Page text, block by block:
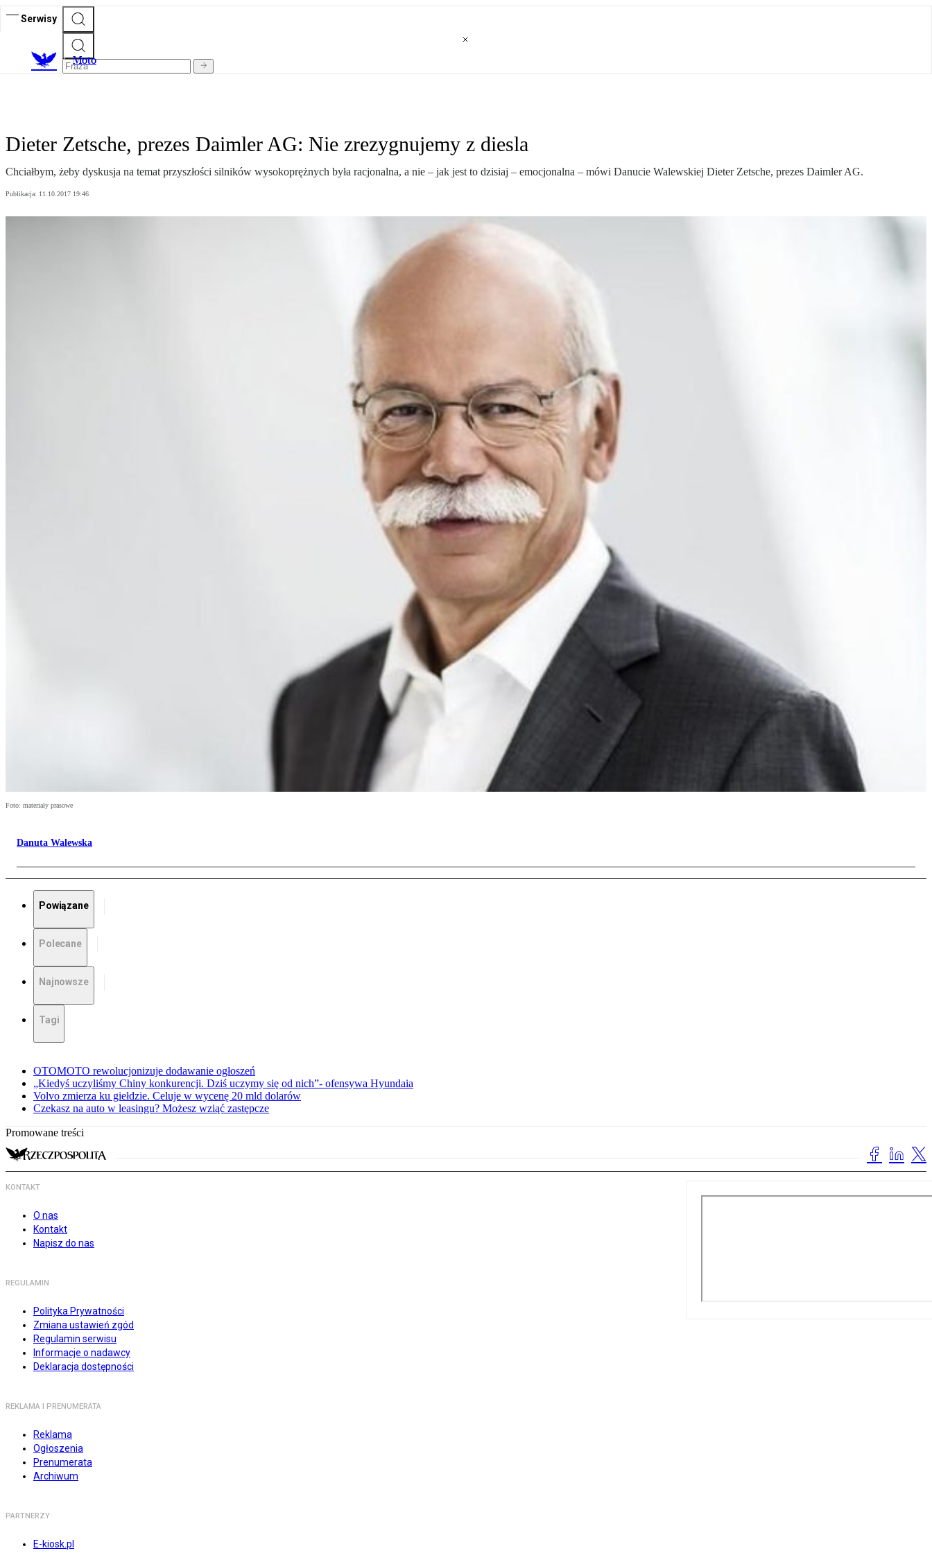
Serwisy
Moto
Dieter Zetsche, prezes Daimler AG: Nie zrezygnujemy z diesla
Chciałbym, żeby dyskusja na temat przyszłości silników wysokoprężnych była racjonalna, a nie – jak jest to dzisiaj – emocjonalna – mówi Danucie Walewskiej Dieter Zetsche, prezes Daimler AG.
Publikacja: 11.10.2017 19:46
Foto: materiały prasowe
Danuta Walewska
Powiązane
Polecane
Najnowsze
Tagi
OTOMOTO rewolucjonizuje dodawanie ogłoszeń
„Kiedyś uczyliśmy Chiny konkurencji. Dziś uczymy się od nich”- ofensywa Hyundaia
Volvo zmierza ku giełdzie. Celuje w wycenę 20 mld dolarów
Czekasz na auto w leasingu? Możesz wziąć zastępcze
Promowane treści
KONTAKT
O nas
Kontakt
Napisz do nas
REGULAMIN
Polityka Prywatności
Zmiana ustawień zgód
Regulamin serwisu
Informacje o nadawcy
Deklaracja dostępności
REKLAMA I PRENUMERATA
Reklama
Ogłoszenia
Prenumerata
Archiwum
PARTNERZY
E-kiosk.pl